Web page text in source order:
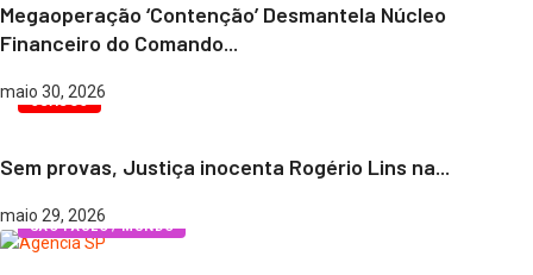
Megaoperação ‘Contenção’ Desmantela Núcleo
Financeiro do Comando...
maio 30, 2026
OSASCO
Sem provas, Justiça inocenta Rogério Lins na...
maio 29, 2026
SÃO PAULO / MUNDO